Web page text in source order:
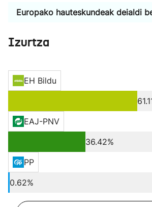
Europako hauteskundeak deialdi
Izurtza
EH Bildu
EAJ-PNV
36.42%
PP
0.62%